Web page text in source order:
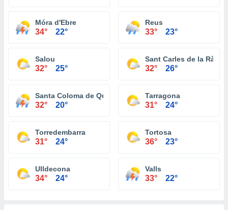
Móra d'Ebre
34° 22°
Reus
33° 23°
Salou
32° 25°
Sant Carles de la Ràpita
32° 26°
Santa Coloma de Queralt
32° 20°
Tarragona
31° 24°
Torredembarra
31° 24°
Tortosa
36° 23°
Ulldecona
34° 24°
Valls
33° 22°